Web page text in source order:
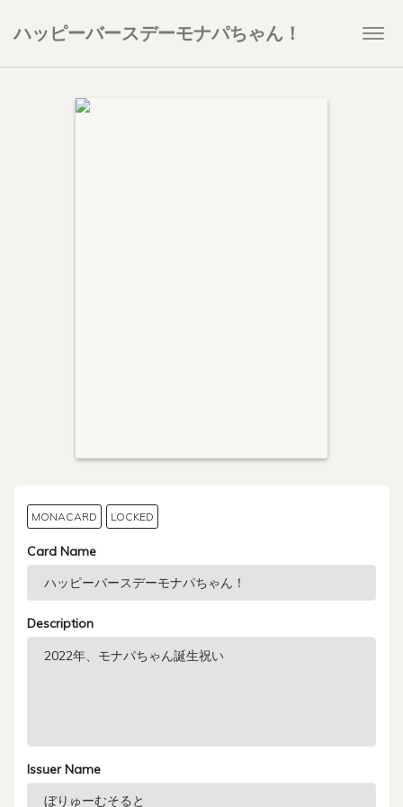
ハッピーバースデーモナパちゃん！
MONACARD LOCKED
Card Name
Description
Issuer Name